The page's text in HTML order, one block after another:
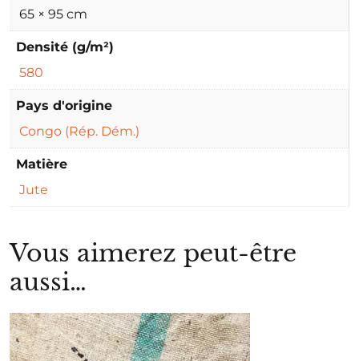
65 × 95 cm
Densité (g/m²)
580
Pays d'origine
Congo (Rép. Dém.)
Matière
Jute
Vous aimerez peut-être
aussi…